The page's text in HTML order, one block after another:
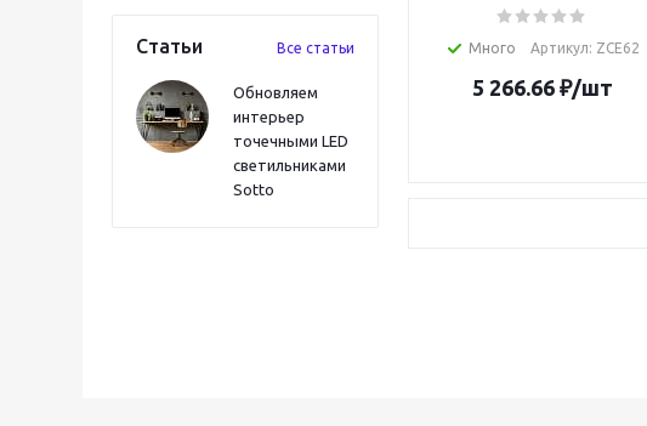
Статьи Все статьи
Обновляем
интерьер
точечными LED
светильниками
Sotto
Много Артикул: ZCE62
5 266.66₽/шт